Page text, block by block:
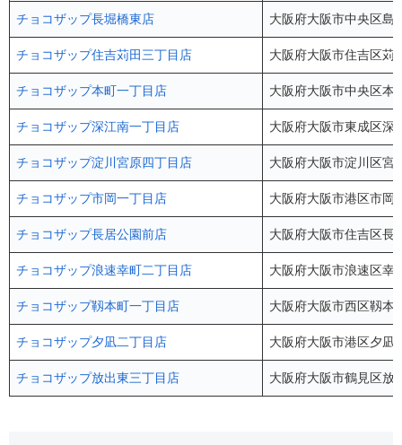
チョコザップ長堀橋東店 大阪府大阪市中央区
チョコザップ住吉苅田三丁目店 大阪府大阪市住吉区
チョコザップ本町一丁目店 大阪府大阪市中央区
チョコザップ深江南一丁目店 大阪府大阪市東成区
チョコザップ淀川宮原四丁目店 大阪府大阪市淀川区
チョコザップ市岡一丁目店 大阪府大阪市港区市
チョコザップ長居公園前店 大阪府大阪市住吉区
チョコザップ浪速幸町二丁目店 大阪府大阪市浪速区
チョコザップ靱本町一丁目店 大阪府大阪市西区靱
チョコザップ夕凪二丁目店 大阪府大阪市港区夕
チョコザップ放出東三丁目店 大阪府大阪市鶴見区